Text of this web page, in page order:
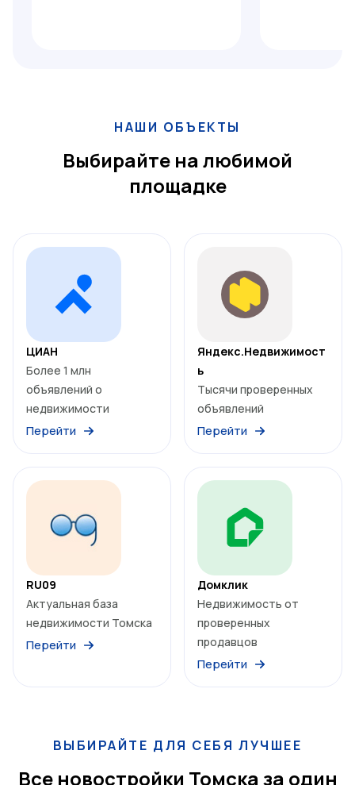
НАШИ ОБЪЕКТЫ
Выбирайте на любимой
площадке
ЦИАН
Более 1 млн
объявлений о
недвижимости
Перейти
Яндекс.Недвижимост
ь
Тысячи проверенных
объявлений
Перейти
RU09
Актуальная база
недвижимости Томска
Перейти
Домклик
Недвижимость от
проверенных
продавцов
Перейти
ВЫБИРАЙТЕ ДЛЯ СЕБЯ ЛУЧШЕЕ
Все новостройки Томска за один